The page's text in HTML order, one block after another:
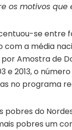
os motivos
se entre
a média
Amostra de
2013, o
no programa
pobres do
pobres um